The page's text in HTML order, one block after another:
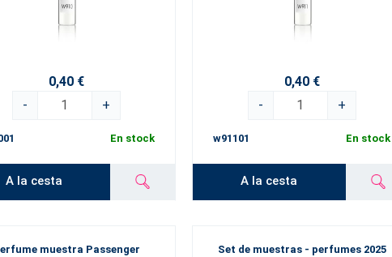
0,40 €
-
+
En stock
A la cesta
0,40 €
-
+
w91101 En stock
A la cesta
muestra Passenger
Set de muestras - perfumes 2025